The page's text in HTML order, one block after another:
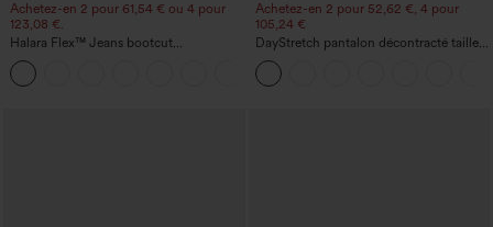
Achetez-en 2 pour 61,54 € ou 4 pour
123,08 €.
Halara Flex™ Jeans bootcut
décontractés taille haute, effet délavé,
avec poches
Achetez-en 2 pour 52,62 €, 4 pour
105,24 €
DayStretch pantalon décontracté taille
haute avec poches et coupe droite